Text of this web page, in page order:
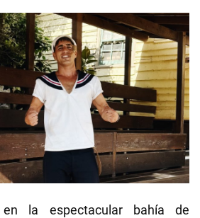
en la espectacular bahía de